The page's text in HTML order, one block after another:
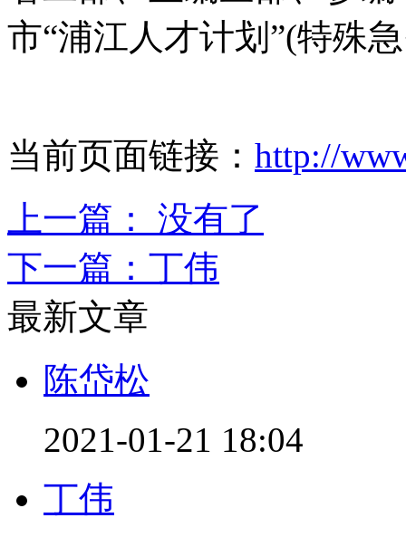
市“浦江人才计划”(特殊
当前页面链接： http://
上一篇： 没有了
下一篇： 丁伟
最新文章
陈岱松
2021-01-21 18:04
丁伟